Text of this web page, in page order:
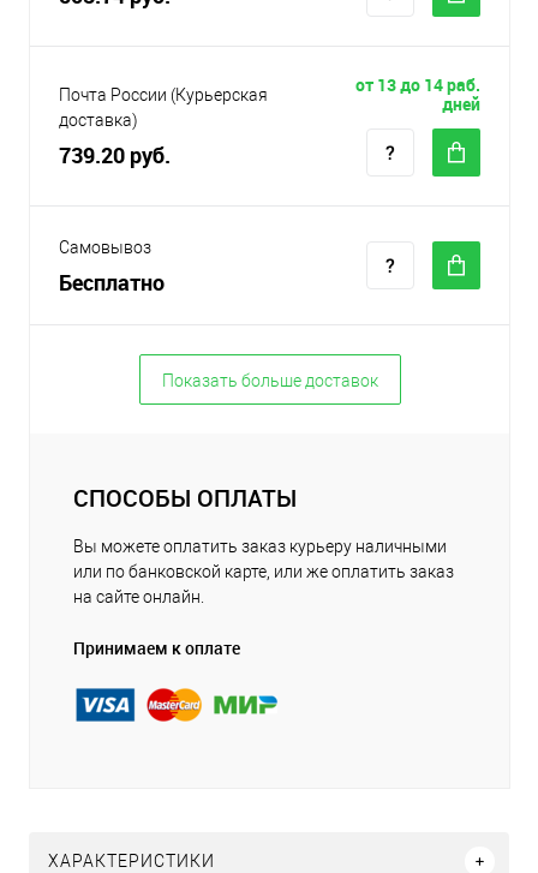
Почта России (Курьерская
доставка)
739.20 руб.
от 13 до 14 раб.
дней
Самовывоз
Бесплатно
Показать больше доставок
СПОСОБЫ ОПЛАТЫ
Вы можете оплатить заказ курьеру наличными
или по банковской карте, или же оплатить заказ
на сайте онлайн.
Принимаем к оплате
ХАРАКТЕРИСТИКИ